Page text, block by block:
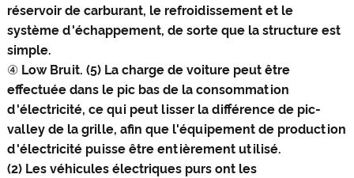
réservoir de carburant, le refroidissement et le
système d'échappement, de sorte que la structure est
simple.
④ Low Bruit. (5) La charge de voiture peut être
effectuée dans le pic bas de la consommation
d'électricité, ce qui peut lisser la différence de pic-
valley de la grille, afin que l'équipement de production
d'électricité puisse être entièrement utilisé.
(2) Les véhicules électriques purs ont les